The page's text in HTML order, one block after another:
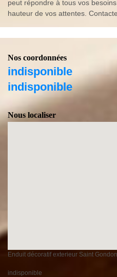
peut répondre à tous vos
hauteur de vos attentes.
Nos coordonnées
indisponible
indisponible
Nous localiser
Enduit décoratif exterieur Saint Gondon
indisponible